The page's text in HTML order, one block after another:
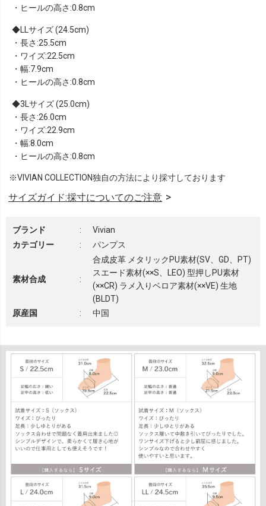
・ヒールの高さ:0.8cm
LLサイズ (24.5cm)
・長さ:25.5cm
・ワイズ:22.5cm
・幅:7.9cm
・ヒールの高さ:0.8cm
3Lサイズ (25.0cm)
・長さ:26.0cm
・ワイズ:22.9cm
・幅:8.0cm
・ヒールの高さ:0.8cm
※VIVIAN COLLECTION独自の方法により採寸しております
サイズガイド:採寸についてのご注意
ブランド :
Vivian
カテゴリー
: パンプス
素材合成 :
合成皮革 メタリックPU素材(SV、GD、PT)
スエード素材(××S、LEO) 型押しPU素材
(××CR) ラメ入りベロア素材(××VE) 生地
(BLDT)
原産国
: 中国